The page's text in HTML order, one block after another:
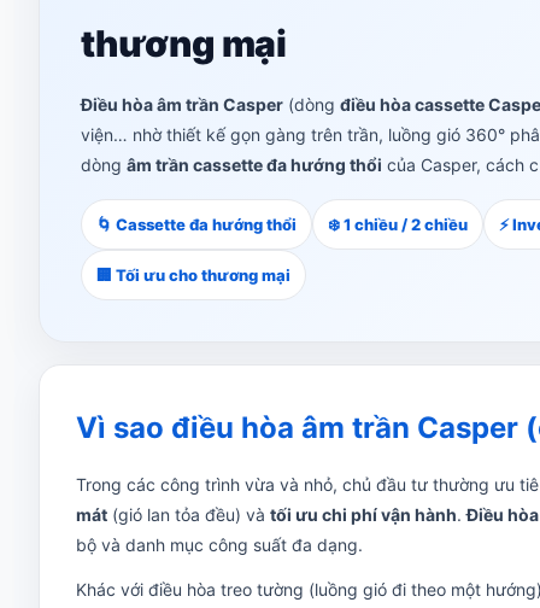
thương mại
Điều hòa âm trần Casper (dòng điều hòa cassette
viện… nhờ thiết kế gọn gàng trên trần, luồng gió 360°
dòng âm trần cassette đa hướng thổi của Casper, cách
🌀 Cassette đa hướng thổi ❄️ 1 chiều / 2 chiều ⚡
🏢 Tối ưu cho thương mại
Vì sao điều hòa âm trần
Trong các công trình vừa và nhỏ, chủ đầu tư thường ưu
mát (gió lan tỏa đều) và tối ưu chi phí vận hành.Điều
bộ và danh mục công suất đa dạng.
Khác với điều hòa treo tường (luồng gió đi theo một